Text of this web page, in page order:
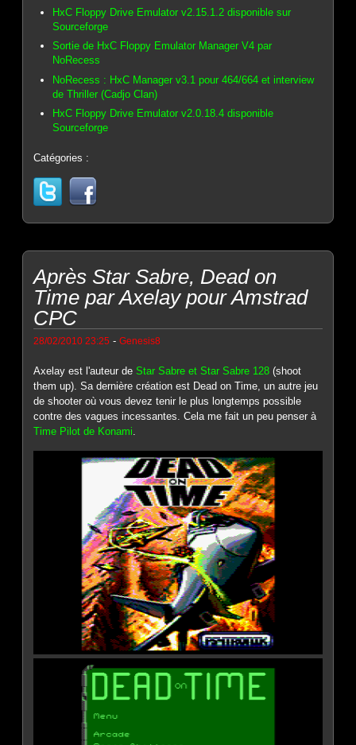
HxC Floppy Drive Emulator v2.15.1.2 disponible sur
Sourceforge
Sortie de HxC Floppy Emulator Manager V4 par
NoRecess
NoRecess : HxC Manager v3.1 pour 464/664 et interview
de Thriller (Cadjo Clan)
HxC Floppy Drive Emulator v2.0.18.4 disponible
Sourceforge
Catégories :
Après Star Sabre, Dead on
Time par Axelay pour Amstrad
CPC
28/02/2010 23:25 -Genesis8
Axelay est l'auteur deStar Sabre et Star Sabre 128 (shoot
them up). Sa dernière création est Dead on Time, un autre jeu
de shooter où vous devez tenir le plus longtemps possible
contre des vagues incessantes. Cela me fait un peu penser à
Time Pilot de Konami